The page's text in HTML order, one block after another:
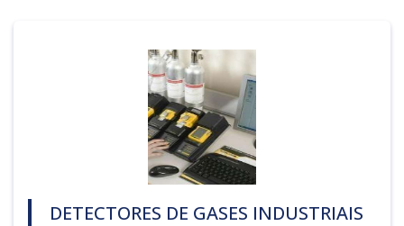
DETECTORES DE GASES INDUSTRIAIS